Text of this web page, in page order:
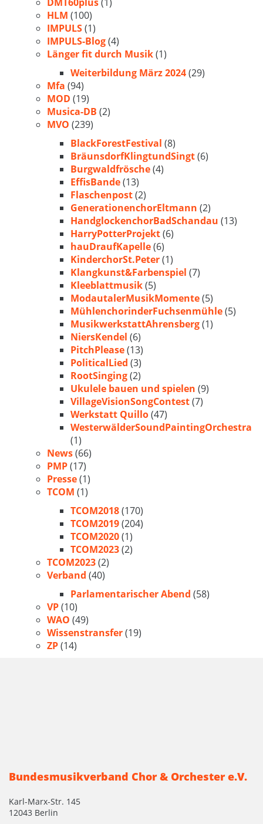
HLM (100)
IMPULS(1)
IMPULS-Blog(4)
Länger fit durch Musik(1)
Weiterbildung März 2024(29)
Mfa (94)
MOD (19)
Musica-DB (2)
MVO (239)
BlackForestFestival (8)
BräunsdorfKlingtundSingt(6)
Burgwaldfrösche(4)
EffisBande(13)
Flaschenpost(2)
GenerationenchorEltmann (2)
HandglockenchorBadSchandau (13)
HarryPotterProjekt(6)
hauDraufKapelle(6)
KinderchorSt.Peter(1)
Klangkunst&Farbenspiel (7)
Kleeblattmusik(5)
ModautalerMusikMomente(5)
MühlenchorinderFuchsenmühle(5)
MusikwerkstattAhrensberg(1)
NiersKendel (6)
PitchPlease(13)
PoliticalLied (3)
RootSinging(2)
Ukulele bauen und spielen (9)
VillageVisionSongContest(7)
Werkstatt Quillo(47)
WesterwälderSoundPaintingOrchestra
(1)
News(66)
PMP(17)
Presse(1)
TCOM (1)
TCOM2018(170)
TCOM2019(204)
TCOM2020(1)
TCOM2023(2)
TCOM2023(2)
Verband (40)
Parlamentarischer Abend (58)
VP(10)
WAO (49)
Wissenstransfer(19)
ZP(14)
Bundesmusikverband Chor & Orchester e.V.
Karl-Marx-Str. 145
12043 Berlin